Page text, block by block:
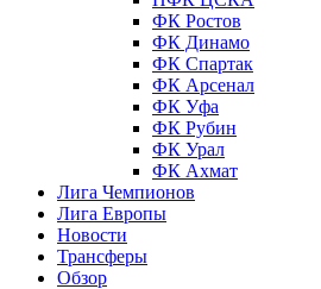
ФК Ростов
ФК Динамо
ФК Спартак
ФК Арсенал
ФК Уфа
ФК Рубин
ФК Урал
ФК Ахмат
Лига Чемпионов
Лига Европы
Новости
Трансферы
Обзор